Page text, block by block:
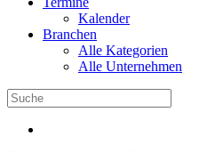
Kalender
Branchen
Alle Kategorien
Alle Unternehmen